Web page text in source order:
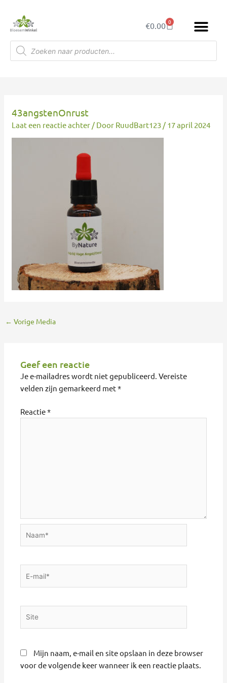
inhoud
€0.00 0
Winkelwagen
Producten
zoeken
43angstenOnrust
Laat een reactie achter / Door RuudBart123 / 17 april 2024
← Vorige Media
Geef een reactie
Je e-mailadres wordt niet gepubliceerd. Vereiste
velden zijn gemarkeerd met*
Reactie*
Mijn naam, e-mail en site opslaan in deze browser
voor de volgende keer wanneer ik een reactie plaats.